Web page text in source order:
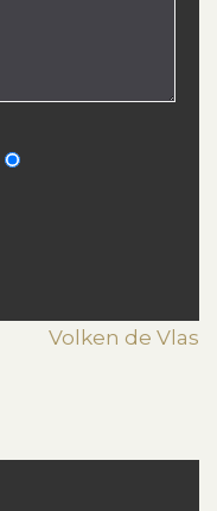
Volken de Vlas